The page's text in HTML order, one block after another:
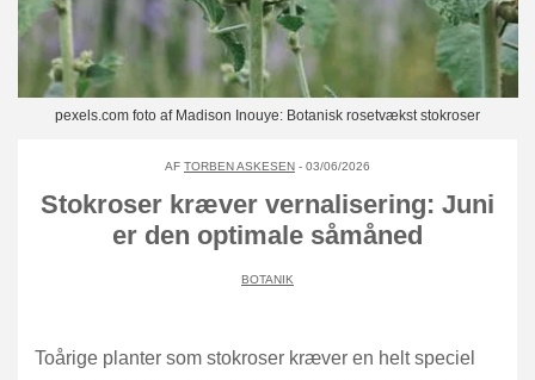
pexels.com foto af Madison Inouye: Botanisk rosetvækst stokroser
AF TORBEN ASKESEN - 03/06/2026
Stokroser kræver vernalisering: Juni
er den optimale såmåned
BOTANIK
Toårige planter som stokroser kræver en helt speciel